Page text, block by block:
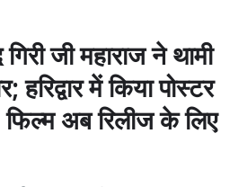
जी महाराज ने थामी
हरिद्वार में किया पोस्टर
फिल्म अब रिलीज के लिए